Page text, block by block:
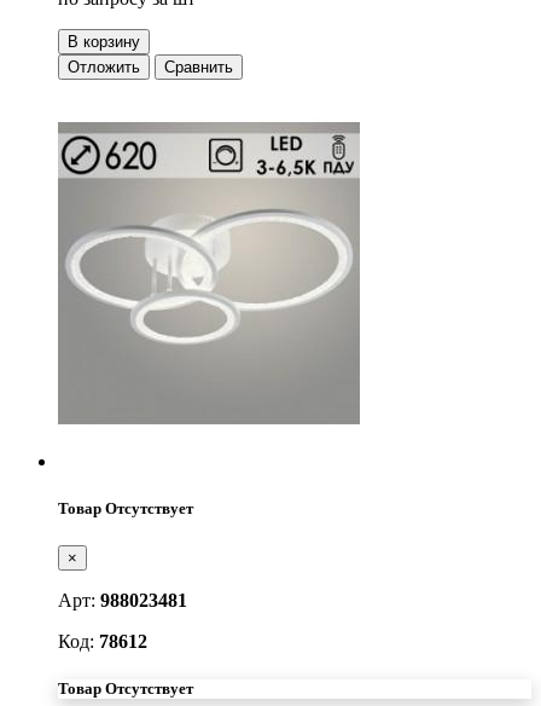
В корзину
Отложить
Сравнить
Товар Отсутствует
×
Арт: 988023481
Код: 78612
Товар Отсутствует